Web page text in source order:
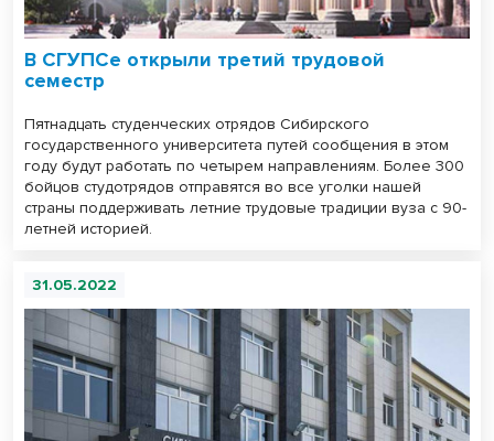
В СГУПСе открыли третий трудовой
семестр
Пятнадцать студенческих отрядов Сибирского
государственного университета путей сообщения в этом
году будут работать по четырем направлениям. Более 300
бойцов студотрядов отправятся во все уголки нашей
страны поддерживать летние трудовые традиции вуза с 90-
летней историей.
31.05.2022